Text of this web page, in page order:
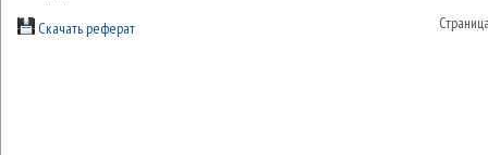
Скачать реферат